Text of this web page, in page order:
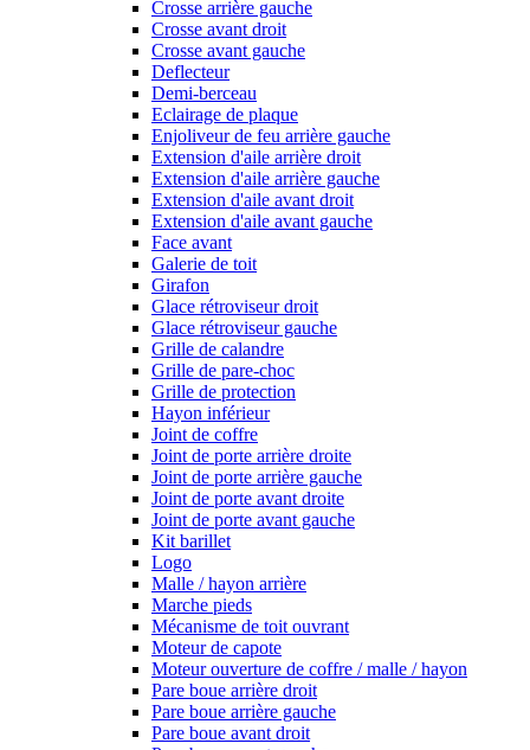
Crosse arrière gauche
Crosse avant droit
Crosse avant gauche
Deflecteur
Demi-berceau
Eclairage de plaque
Enjoliveur de feu arrière gauche
Extension d'aile arrière droit
Extension d'aile arrière gauche
Extension d'aile avant droit
Extension d'aile avant gauche
Face avant
Galerie de toit
Girafon
Glace rétroviseur droit
Glace rétroviseur gauche
Grille de calandre
Grille de pare-choc
Grille de protection
Hayon inférieur
Joint de coffre
Joint de porte arrière droite
Joint de porte arrière gauche
Joint de porte avant droite
Joint de porte avant gauche
Kit barillet
Logo
Malle / hayon arrière
Marche pieds
Mécanisme de toit ouvrant
Moteur de capote
Moteur ouverture de coffre / malle / hayon
Pare boue arrière droit
Pare boue arrière gauche
Pare boue avant droit